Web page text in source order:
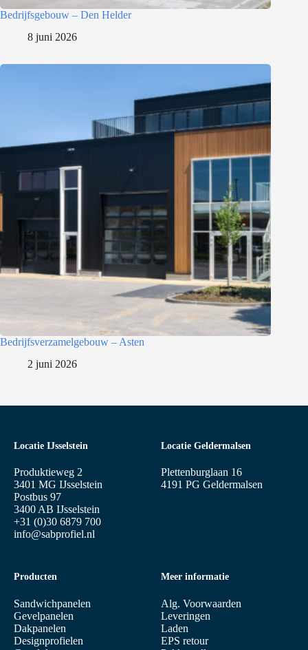
Bedrijfsgebouw – Den Helder
8 juni 2026
Bedrijfsverzamelgebouw – Asten
2 juni 2026
Locatie IJsselstein
Produktieweg 2
3401 MG IJsselstein
Postbus 97
3400 AB IJsselstein
+31 (0)30 6879 700
info@sabprofiel.nl
Producten
Sandwichpanelen
Gevelpanelen
Dakpanelen
Designprofielen
Meer informatie
Alg. Voorwaarden
Leveringen
Laden
EPS retour
Locatie Geldermalsen
Plettenburglaan 16
4191 PG Geldermalsen